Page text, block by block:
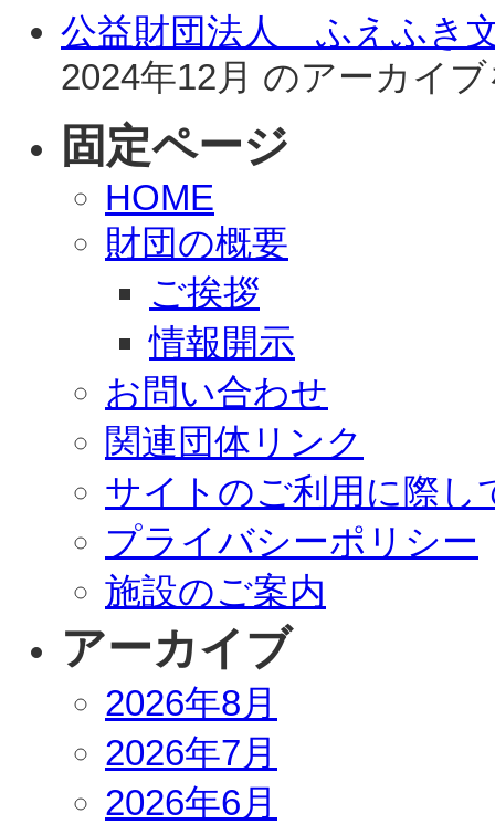
公益財団法人 ふえふき
2024年12月 のアーカイ
固定ページ
HOME
財団の概要
ご挨拶
情報開示
お問い合わせ
関連団体リンク
サイトのご利用に際し
プライバシーポリシー
施設のご案内
アーカイブ
2026年8月
2026年7月
2026年6月